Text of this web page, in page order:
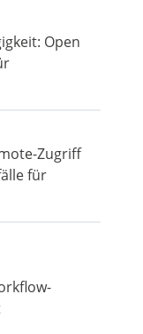
Open
Zugriff
für